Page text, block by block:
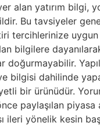
alan yatırım bilgi,
Bu tavsiyeler
tercihlerinize uygun
bilgilere
doğurmayabilir.
bilgisi dahilinde
bir ürünüdür.
paylaşılan
ileri yönelik kesin